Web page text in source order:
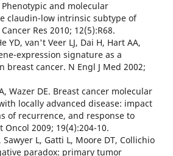
and molecular
claudin-low intrinsic subtype of
Res 2010; 12(5):R68.
YD, van't Veer LJ, Dai H, Hart AA,
expression signature as a
breast cancer. N Engl J Med 2002;
Wazer DE. Breast cancer molecular
locally advanced disease: impact
of recurrence, and response to
2009; 19(4):204-10.
Sawyer L, Gatti L, Moore DT, Collichio
paradox: primary tumor